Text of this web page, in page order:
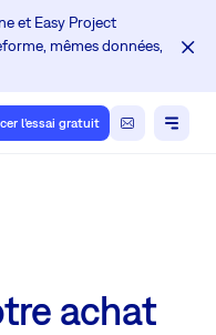
et Easy Project
mêmes données,
l'essai gratuit
achat